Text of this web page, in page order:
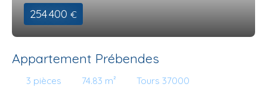
Vous avez un projet immobilier et vous souhaitez en
discuter ? Nous sommes à votre écoute et nous vous
aiderons avec plaisir. A très bientôt chez NCA Immobilier.
254 400 €
Appartement Prébendes
3 pièces 74.83 m²
Tours 37000